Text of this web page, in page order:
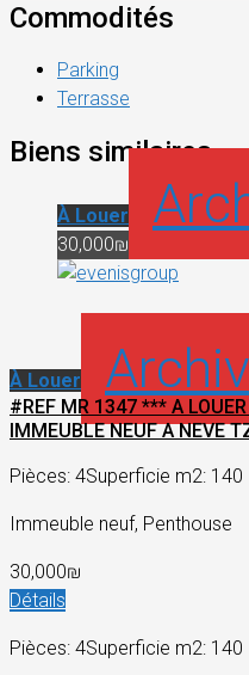
Commodités
Parking
Terrasse
Biens similaires
À Louer
30,000₪
À Louer
#REF MR 1347 *** A
IMMEUBLE NEUF A NEVE
Pièces: 4Superficie m2: 140
Immeuble neuf, Penthouse
30,000₪
Détails
Pièces: 4Superficie m2: 140